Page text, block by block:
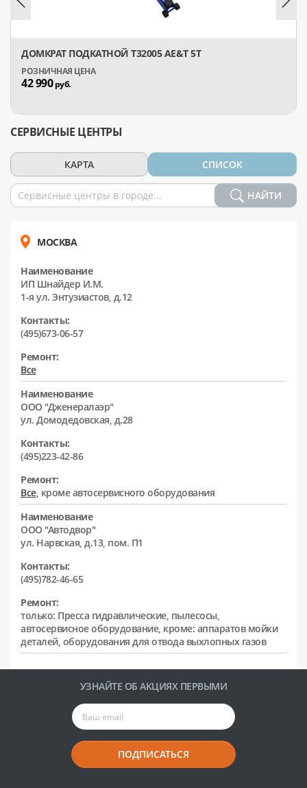
ДОМКРАТ ПОДКАТНОЙ T32005 AE&T 5Т
42 990руб.
СЕРВИСНЫЕ ЦЕНТРЫ
КАРТА СПИСОК
НАЙТИ
МОСКВА
Наименование
ИП Шнайдер И.М.
1-я ул. Энтузиастов, д.12
Контакты:
(495)673-06-57
Ремонт:
Все
Наименование
ООО "Дженералаэр"
ул. Домодедовская, д.28
Контакты:
(495)223-42-86
Ремонт:
Все, кроме автосервисного оборудования
Наименование
ООО "Автодвор"
ул. Нарвская, д.13, пом. П1
Контакты:
(495)782-46-65
Ремонт:
только: Пресса гидравлические, пылесосы,
автосервисное оборудование, кроме: аппаратов мойки
деталей, оборудования для отвода выхлопных газов
УЗНАЙТЕ ОБ АКЦИЯХ ПЕРВЫМИ
ПОДПИСАТЬСЯ